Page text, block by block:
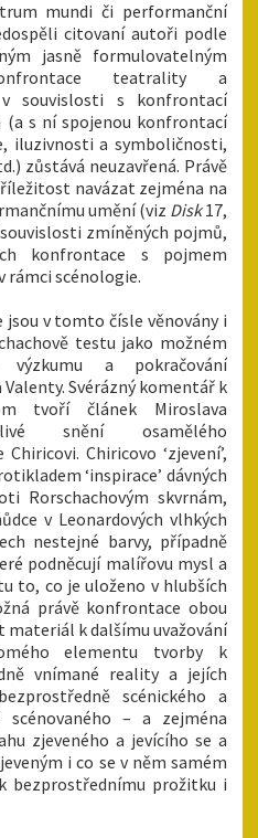
mundi či performanční
citovaní autoři podle
jasně formulovatelným
teatrality a
souvislosti s konfrontací
(a s ní spojenou konfrontací
iluzivnosti a symboličnosti,
zůstává neuzavřená. Právě
navázat zejména na
umění (viz Disk17,
zmíněných pojmů,
konfrontace s pojmem
rámci scénologie.
v tomto čísle věnovány i
testu jako možném
výzkumu a pokračování
Svérázný komentář k
tvoří článek Miroslava
snění osamělého
Chiricovo ‘zjevení’,
‘inspirace’ dávných
Rorschachovým skvrnám,
v Leonardových vlhkých
nestejné barvy, případně
podněcují malířovu mysl a
to, co je uloženo v hlubších
právě konfrontace obou
k dalšímu uvažování
elementu tvorby k
vnímané reality a jejích
scénického a
scénovaného – a zejména
zjeveného a jevícího se a
i co se v něm samém
bezprostřednímu prožitku i